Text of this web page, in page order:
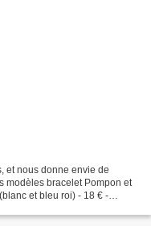
et nous donne envie de
modèles bracelet Pompon et
et bleu roi) - 18 € -